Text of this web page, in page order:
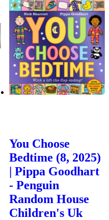
You Choose
Bedtime (8, 2025)
| Pippa Goodhart
- Penguin
Random House
Children's Uk